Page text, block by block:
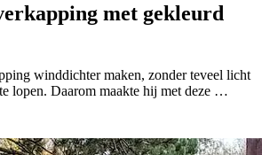
met gekleurd
winddichter maken, zonder teveel licht
lopen. Daarom maakte hij met deze …